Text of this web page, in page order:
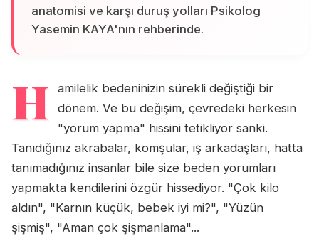
anatomisi ve karşı duruş yolları Psikolog
Yasemin KAYA'nın rehberinde.
H
amilelik bedeninizin sürekli değiştiği bir
dönem. Ve bu değişim, çevredeki herkesin
"yorum yapma" hissini tetikliyor sanki.
Tanıdığınız akrabalar, komşular, iş arkadaşları, hatta
tanımadığınız insanlar bile size beden yorumları
yapmakta kendilerini özgür hissediyor. "Çok kilo
aldın", "Karnın küçük, bebek iyi mi?", "Yüzün
şişmiş", "Aman çok şişmanlama"...